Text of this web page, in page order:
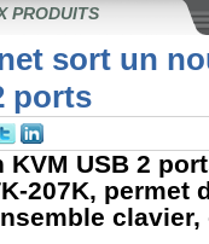
PRODUITS
sort un
ports
KVM USB 2
207K, permet